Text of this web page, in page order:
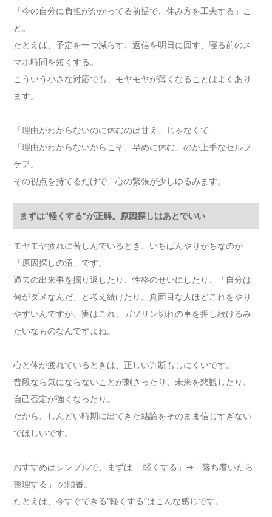
「今の自分に負担がかかってる前提で、休み方を工夫する」こ
と。
たとえば、予定を一つ減らす、返信を明日に回す、寝る前のス
マホ時間を短くする。
こういう小さな対応でも、モヤモヤが薄くなることはよくあり
ます。
「理由がわからないのに休むのは甘え」じゃなくて、
「理由がわからないからこそ、早めに休む」のが上手なセルフ
ケア。
その視点を持てるだけで、心の緊張が少しゆるみます。
まずは“軽くする”が正解。原因探しはあとでいい
モヤモヤ疲れに苦しんでいるとき、いちばんやりがちなのが
「原因探しの沼」です。
過去の出来事を掘り返したり、性格のせいにしたり、「自分は
何がダメなんだ」と考え続けたり。真面目な人ほどこれをやり
やすいんですが、実はこれ、ガソリン切れの車を押し続けるみ
たいなものなんですよね。
心と体が疲れているときは、正しい判断もしにくいです。
普段なら気にならないことが刺さったり、未来を悲観したり、
自己否定が強くなったり。
だから、しんどい時期に出てきた結論をそのまま信じすぎない
でほしいです。
おすすめはシンプルで、まずは 「軽くする」→「落ち着いたら
整理する」 の順番。
たとえば、今すぐできる“軽くする”はこんな感じです。